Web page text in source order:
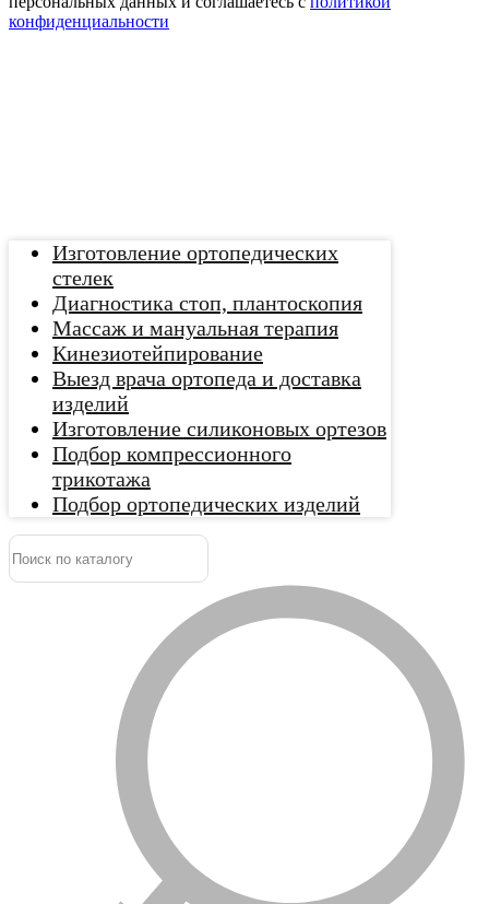
конфиденциальности
Изготовление ортопедических
стелек
Диагностика стоп, плантоскопия
Массаж и мануальная терапия
Кинезиотейпирование
Выезд врача ортопеда и доставка
изделий
Изготовление силиконовых ортезов
Подбор компрессионного
трикотажа
Подбор ортопедических изделий